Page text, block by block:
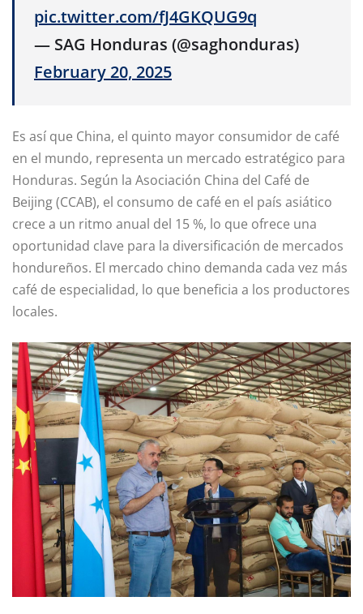
pic.twitter.com/fJ4GKQUG9q
— SAG Honduras (@saghonduras)
February 20, 2025
Es así que China, el quinto mayor consumidor de café
en el mundo, representa un mercado estratégico para
Honduras. Según la Asociación China del Café de
Beijing (CCAB), el consumo de café en el país asiático
crece a un ritmo anual del 15 %, lo que ofrece una
oportunidad clave para la diversificación de mercados
hondureños. El mercado chino demanda cada vez más
café de especialidad, lo que beneficia a los productores
locales.